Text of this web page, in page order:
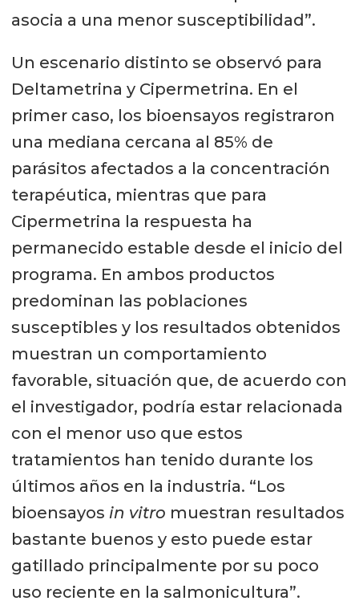
asocia a una menor susceptibilidad”.
Un escenario distinto se observó para
Deltametrina y Cipermetrina. En el
primer caso, los bioensayos registraron
una mediana cercana al 85% de
parásitos afectados a la concentración
terapéutica, mientras que para
Cipermetrina la respuesta ha
permanecido estable desde el inicio del
programa. En ambos productos
predominan las poblaciones
susceptibles y los resultados obtenidos
muestran un comportamiento
favorable, situación que, de acuerdo con
el investigador, podría estar relacionada
con el menor uso que estos
tratamientos han tenido durante los
últimos años en la industria. “Los
bioensayos in vitro muestran resultados
bastante buenos y esto puede estar
gatillado principalmente por su poco
uso reciente en la salmonicultura”.